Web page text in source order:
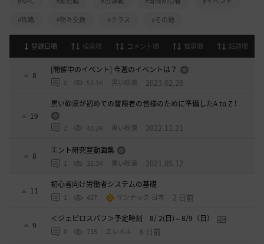
#攻略
#物々交換 #クラス #その他
登録日順 検索順 コメント順 推奨順 話題順
8
[開催中のイベント] 今週のイベントは？
0 53.1K 黒い砂漠 2023.02.28
19
黒い砂漠が初めての冒険者の皆様のために準備したA to Z！
2 43.2K 黒い砂漠 2022.12.21
8
エント研究室動画集
1 32.3K 黒い砂漠 2021.05.12
11
初心者向け労働者システムの基礎
1 427 ザンナック-日本 2 日前
9
＜ジェピロスバフ＞予定時刻 8/ 2(日)～8/9（日）
0 735 エレメル 6 日前